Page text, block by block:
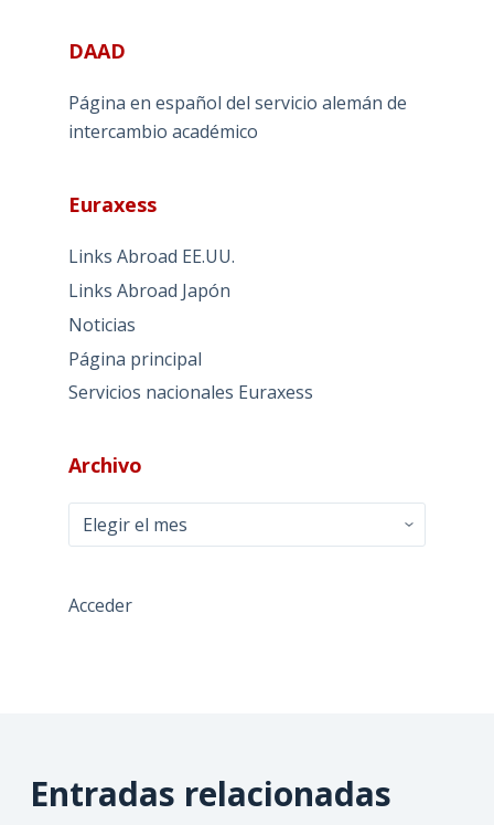
DAAD
Página en español del servicio alemán de
intercambio académico
Euraxess
Links Abroad EE.UU.
Links Abroad Japón
Noticias
Página principal
Servicios nacionales Euraxess
Archivo
Archivo
Acceder
Entradas relacionadas